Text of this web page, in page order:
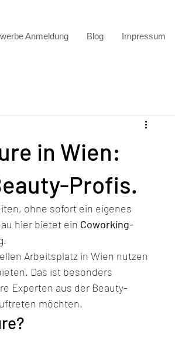
Anmeldung Blog Impressum
in Wien:
Profis.
ohne sofort ein eigenes
hier bietet ein Coworking-
Arbeitsplatz in Wien nutzen
Das ist besonders
Experten aus der Beauty-
möchten.